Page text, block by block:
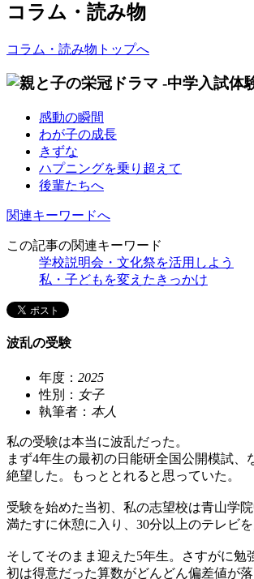
コラム・読み物
コラム・読み物トップへ
感動の瞬間
わが子の成長
きずな
ハプニングを乗り超えて
後輩たちへ
関連キーワードへ
この記事の関連キーワード
学校説明会・文化祭を活用しよう
私・子どもを変えたきっかけ
波乱の受験
年度： 2025
性別： 女子
執筆者： 本人
私の受験は本当に波乱だった。
まず4年生の最初の日能研全国公開模試、
絶望した。もっととれると思っていた。
受験を始めた当初、私の志望校は青山学
満たすに休憩に入り、30分以上のテレビ
そしてそのまま迎えた5年生。さすがに
初は得意だった算数がどんどん偏差値が